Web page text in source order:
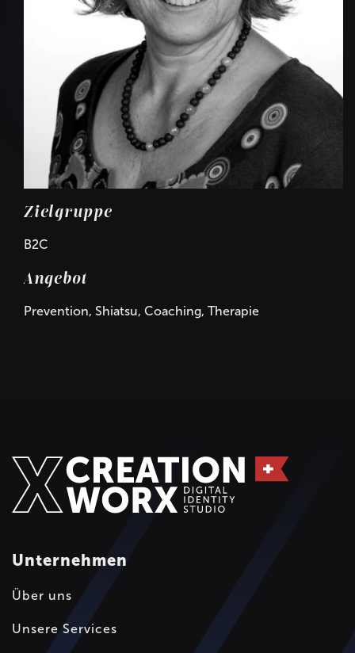
Zielgruppe
B2C
Angebot
Prevention, Shiatsu, Coaching, Therapie
Unternehmen
Über uns
Unsere Services